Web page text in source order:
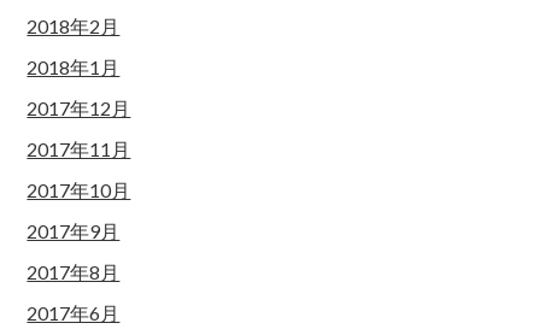
2018年2月
2018年1月
2017年12月
2017年11月
2017年10月
2017年9月
2017年8月
2017年6月